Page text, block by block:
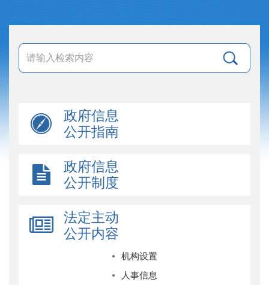
政府信息
公开指南
政府信息
公开制度
法定主动
公开内容
机构设置
人事信息